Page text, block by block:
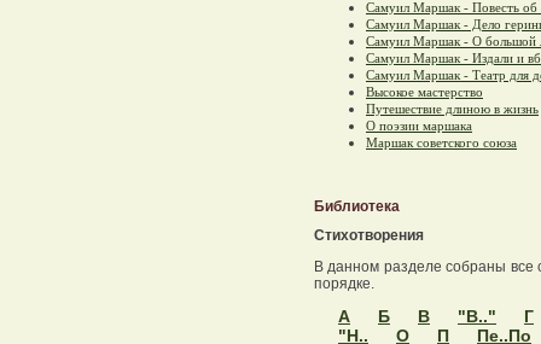
Самуил Маршак - Повесть об
Самуил Маршак - Дело
Самуил Маршак - О большой
Самуил Маршак - Издали и
Самуил Маршак - Театр для
Высокое мастерство
Путешествие длиною в жизнь
О поэзии маршака
Маршак советского союза
Библиотека
Стихотворения
В данном разделе собраны все
порядке.
А Б В "В.."
Г
"Н..
О П Пе..По